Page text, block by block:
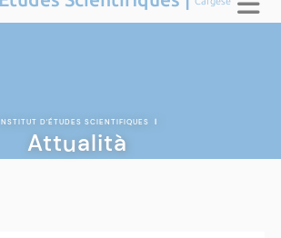
D'ÉTUDES SCIENTIFIQUES |
Attualità